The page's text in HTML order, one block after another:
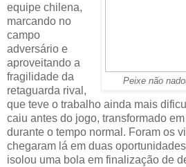
Peixe não
equipe chilena,
marcando no
campo
adversário e
aproveitando a
fragilidade da
retaguarda rival,
que teve o trabalho ainda mais
caiu antes do jogo, transformado
durante o tempo normal. Foram os
chegaram lá em duas
isolou uma bola em finalização de